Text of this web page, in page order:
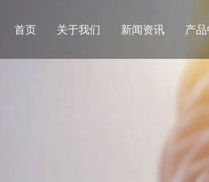
首页 关于我们 新闻资讯 产